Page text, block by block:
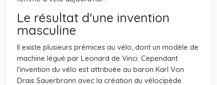
Le résultat d'une invention
masculine
Il existe plusieurs prémices au vélo, dont un modèle de
machine légué par Leonard de Vinci. Cependant
l'invention du vélo est attribuée au baron Karl Von
Drais Sauerbronn avec la création du vélocipède